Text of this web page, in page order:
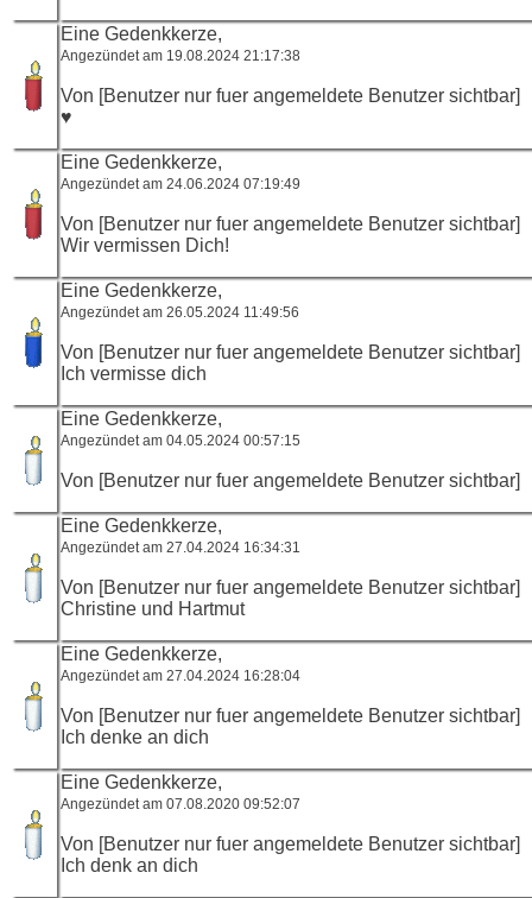
Eine Gedenkkerze,
Angezündet am 19.08.2024 21:17:38
Von [Benutzer nur fuer angemeldete Benutzer sichtbar]
♥️
Eine Gedenkkerze,
Angezündet am 24.06.2024 07:19:49
Von [Benutzer nur fuer angemeldete Benutzer sichtbar]
Wir vermissen Dich!
Eine Gedenkkerze,
Angezündet am 26.05.2024 11:49:56
Von [Benutzer nur fuer angemeldete Benutzer sichtbar]
Ich vermisse dich
Eine Gedenkkerze,
Angezündet am 04.05.2024 00:57:15
Von [Benutzer nur fuer angemeldete Benutzer sichtbar]
Eine Gedenkkerze,
Angezündet am 27.04.2024 16:34:31
Von [Benutzer nur fuer angemeldete Benutzer sichtbar]
Christine und Hartmut
Eine Gedenkkerze,
Angezündet am 27.04.2024 16:28:04
Von [Benutzer nur fuer angemeldete Benutzer sichtbar]
Ich denke an dich
Eine Gedenkkerze,
Angezündet am 07.08.2020 09:52:07
Von [Benutzer nur fuer angemeldete Benutzer sichtbar]
Ich denk an dich